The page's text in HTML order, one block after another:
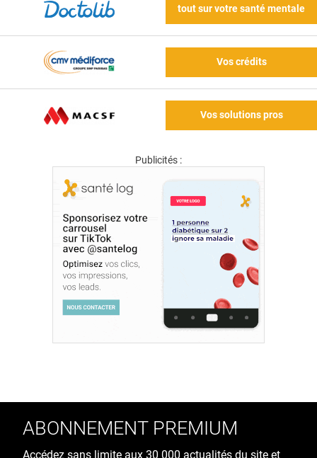
tout sur votre santé mentale
Vos crédits
Vos solutions pros
Publicités :
ABONNEMENT PREMIUM
Accédez sans limite aux 30 000 actualités du site et